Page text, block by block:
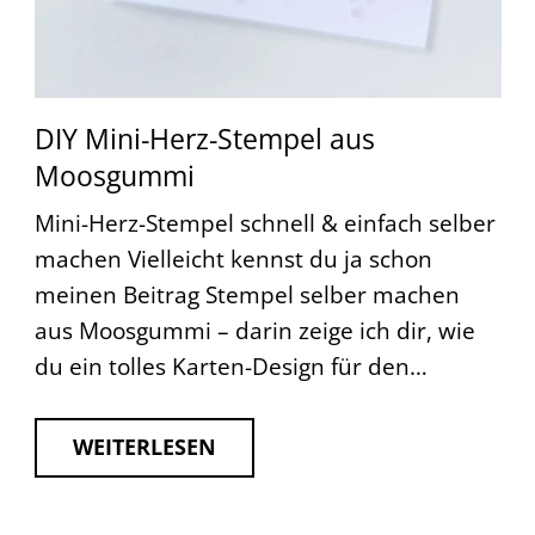
DIY Mini-Herz-Stempel aus
Moosgummi
Mini-Herz-Stempel schnell & einfach selber
machen Vielleicht kennst du ja schon
meinen Beitrag Stempel selber machen
aus Moosgummi – darin zeige ich dir, wie
du ein tolles Karten-Design für den…
WEITERLESEN